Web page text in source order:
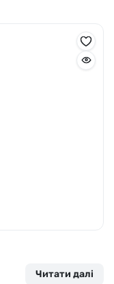
Читати далі